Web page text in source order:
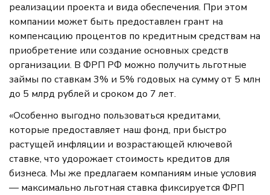
реализации проекта и вида обеспечения. При этом
компании может быть предоставлен грант на
компенсацию процентов по кредитным средствам на
приобретение или создание основных средств
организации. В ФРП РФ можно получить льготные
займы по ставкам 3% и 5% годовых на сумму от 5 млн
до 5 млрд рублей и сроком до 7 лет.
«Особенно выгодно пользоваться кредитами,
которые предоставляет наш фонд, при быстро
растущей инфляции и возрастающей ключевой
ставке, что удорожает стоимость кредитов для
бизнеса. Мы же предлагаем компаниям иные условия
— максимально льготная ставка фиксируется ФРП